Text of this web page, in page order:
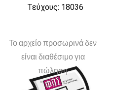
Τεύχους: 18036
Το αρχείο προσωρινά δεν
είναι διαθέσιμο για
πώληση